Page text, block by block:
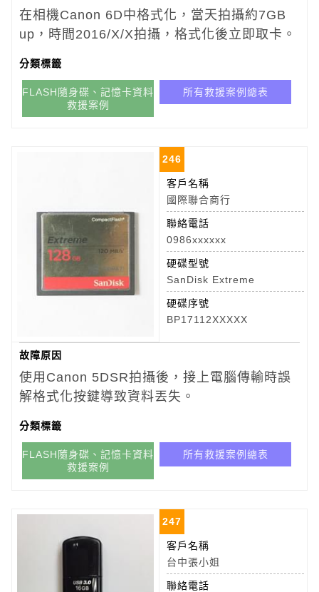
在相機Canon 6D中格式化，當天拍攝約7GB
up，時間2016/X/X拍攝，格式化後立即取卡。
分類標籤
FLASH隨身碟、記憶卡資料
救援案例
所有救援案例總表
246
客戶名稱
國際聯合商行
聯絡電話
0986xxxxxx
硬碟型號
SanDisk Extreme
硬碟序號
BP17112XXXXX
故障原因
使用Canon 5DSR拍攝後，接上電腦傳輸時誤
解格式化按鍵導致資料丟失。
分類標籤
FLASH隨身碟、記憶卡資料
救援案例
所有救援案例總表
247
客戶名稱
台中張小姐
聯絡電話